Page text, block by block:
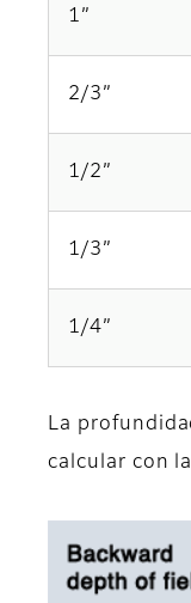
1”
2/3”
1/2”
1/3”
1/4”
La
calcular con